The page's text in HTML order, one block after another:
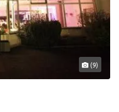
(9)